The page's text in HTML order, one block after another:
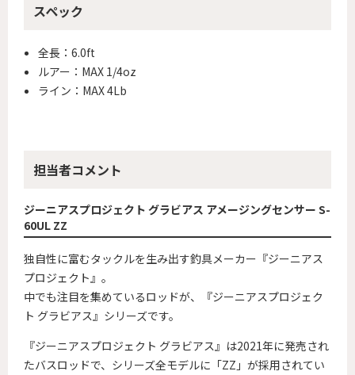
スペック
全長：6.0ft
ルアー：MAX 1/4oz
ライン：MAX 4Lb
担当者コメント
ジーニアスプロジェクト グラビアス アメージングセンサー S-
60UL ZZ
独自性に富むタックルを生み出す釣具メーカー『ジーニアス
プロジェクト』。
中でも注目を集めているロッドが、『ジーニアスプロジェク
ト グラビアス』シリーズです。
『ジーニアスプロジェクト グラビアス』は2021年に発売され
たバスロッドで、シリーズ全モデルに「ZZ」が採用されてい